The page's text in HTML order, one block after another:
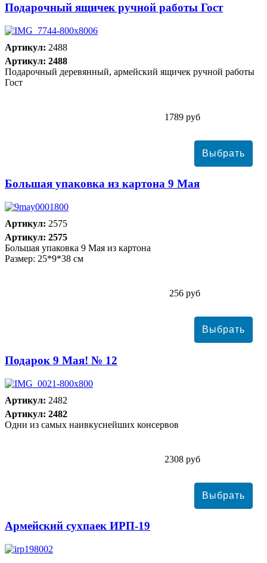
Подарочный ящичек ручной работы Гост
Артикул: 2488
Артикул: 2488
Подарочный деревянный, армейский ящичек ручной работы
Гост
1789 руб
Большая упаковка из картона 9 Мая
Артикул: 2575
Артикул: 2575
Большая упаковка 9 Мая из картона
Размер: 25*9*38 см
256 руб
Подарок 9 Мая! № 12
Артикул: 2482
Артикул: 2482
Одни из самых наивкуснейших консервов
2308 руб
Армейский сухпаек ИРП-19